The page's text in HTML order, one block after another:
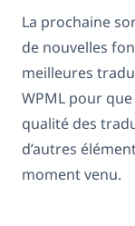
La prochaine
de nouvelles
meilleures
WPML pour
qualité des
d’autres
moment venu.